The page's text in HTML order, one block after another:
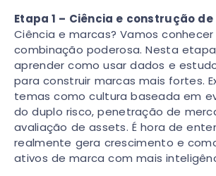
Etapa 1 – Ciência e construção
Ciência e marcas? Vamos conhecer
combinação poderosa. Nesta
aprender como usar dados e
para construir marcas mais fortes.
temas como cultura baseada em
do duplo risco, penetração de
avaliação de assets. É hora de
realmente gera crescimento e
ativos de marca com mais